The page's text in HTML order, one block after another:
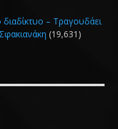
– Τραγουδάει
(19,631)